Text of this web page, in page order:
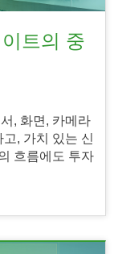
트의 중
, 화면, 카메라
, 가치 있는 신
흐름에도 투자